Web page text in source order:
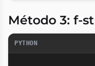
Método 3: f-
PYTHON